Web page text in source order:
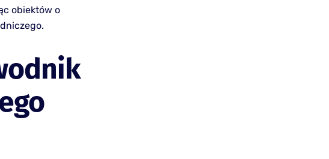
obiektów o